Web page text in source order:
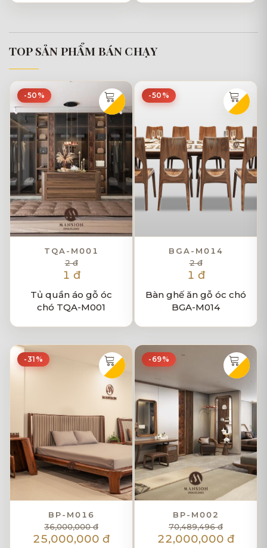
TOP SẢN PHẨM BÁN CHẠY
-50%
TQA-M001
2 đ
1 đ
Tủ quần áo gỗ óc
chó TQA-M001
-50%
BGA-M014
2 đ
1 đ
Bàn ghế ăn gỗ óc chó
BGA-M014
-31%
BP-M016
36,000,000 đ
25,000,000 đ
-69%
BP-M002
70,489,496 đ
22,000,000 đ